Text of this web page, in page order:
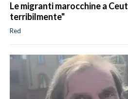
Le migranti marocchine a
terribilmente"
Red